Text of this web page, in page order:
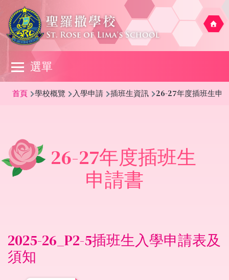
移至主內容
選單
Main
navigation
導
結
首頁 學校概覽 入學申請 插班生資訊 26-27年度插班生申
26-27年度插班生
申請書
2025-26_P2-5插班生入學申請表及
須知